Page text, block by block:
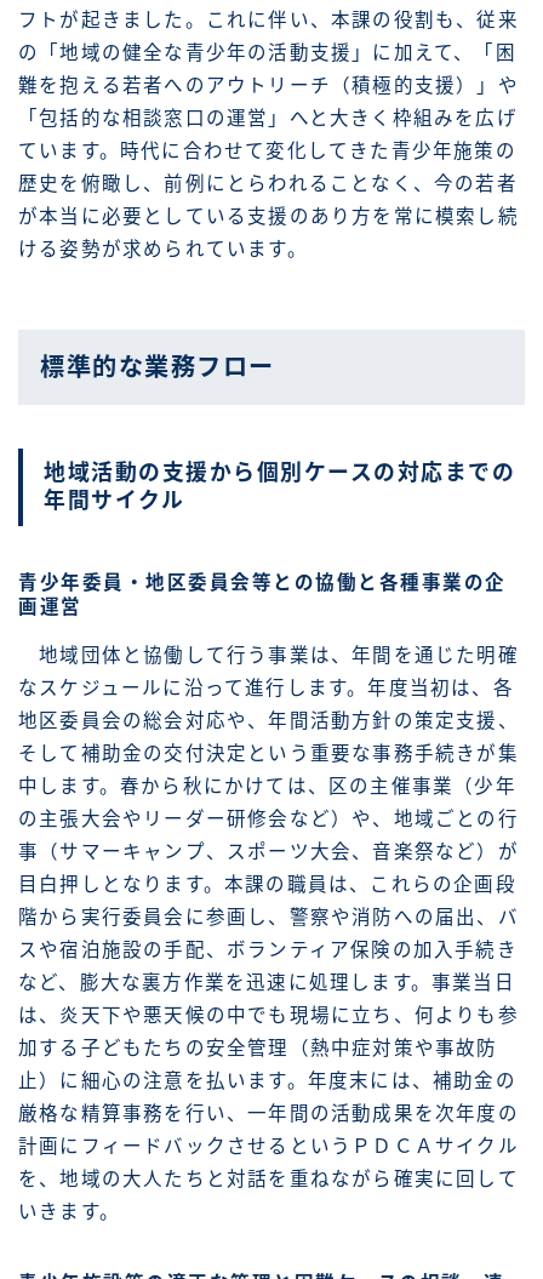
フトが起きました。これに伴い、本課の役割も、従来
の「地域の健全な青少年の活動支援」に加えて、「困
難を抱える若者へのアウトリーチ（積極的支援）」や
「包括的な相談窓口の運営」へと大きく枠組みを広げ
ています。時代に合わせて変化してきた青少年施策の
歴史を俯瞰し、前例にとらわれることなく、今の若者
が本当に必要としている支援のあり方を常に模索し続
ける姿勢が求められています。
標準的な業務フロー
地域活動の支援から個別ケースの対応までの
年間サイクル
青少年委員・地区委員会等との協働と各種事業の企
画運営
地域団体と協働して行う事業は、年間を通じた明確
なスケジュールに沿って進行します。年度当初は、各
地区委員会の総会対応や、年間活動方針の策定支援、
そして補助金の交付決定という重要な事務手続きが集
中します。春から秋にかけては、区の主催事業（少年
の主張大会やリーダー研修会など）や、地域ごとの行
事（サマーキャンプ、スポーツ大会、音楽祭など）が
目白押しとなります。本課の職員は、これらの企画段
階から実行委員会に参画し、警察や消防への届出、バ
スや宿泊施設の手配、ボランティア保険の加入手続き
など、膨大な裏方作業を迅速に処理します。事業当日
は、炎天下や悪天候の中でも現場に立ち、何よりも参
加する子どもたちの安全管理（熱中症対策や事故防
止）に細心の注意を払います。年度末には、補助金の
厳格な精算事務を行い、一年間の活動成果を次年度の
計画にフィードバックさせるというＰＤＣＡサイクル
を、地域の大人たちと対話を重ねながら確実に回して
いきます。